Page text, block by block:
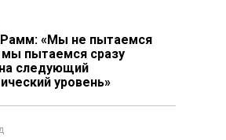
«Мы не пытаемся
мы пытаемся сразу
следующий
уровень»